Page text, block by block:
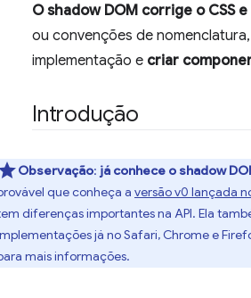
O shadow DOM corrige o CSS e
ou convenções de
implementação e criar
Introdução
Observação: já conhece o shadow
que conheça a versão v0 lançada
diferenças importantes na API. Ela
já no Safari, Chrome e
mais informações.